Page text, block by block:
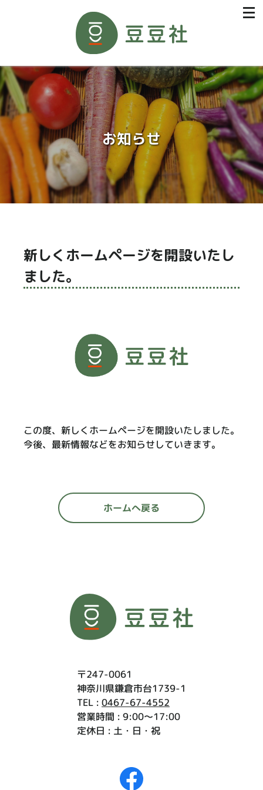
お知らせ
新しくホームページを開設いたし
ました。
この度、新しくホームページを開設いたしました。
今後、最新情報などをお知らせしていきます。
ホームへ戻る
〒247-0061
神奈川県鎌倉市台1739-1
TEL :0467-67-4552
営業時間 : 9:00〜17:00
定休日 : 土・日・祝